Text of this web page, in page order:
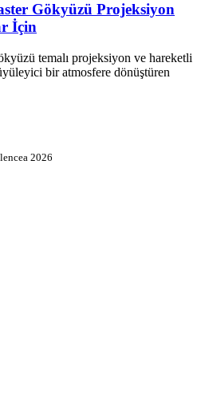
Gökyüzü Projeksiyon
İçin
temalı projeksiyon ve hareketli
bir atmosfere dönüştüren
2026